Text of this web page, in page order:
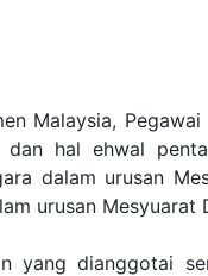
Malaysia,
hal ehwal
dalam urusan
urusan Mesyuarat
yang dianggotai